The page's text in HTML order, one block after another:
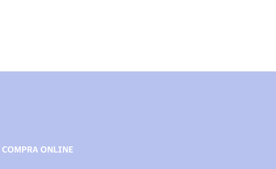
COMPRA ONLINE